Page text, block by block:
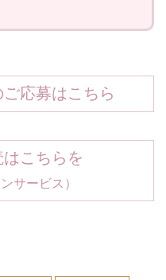
応募はこちら
こちらを
サービス）